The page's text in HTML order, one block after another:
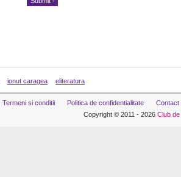
ionut caragea eliteratura
Termeni si conditii Politica de confidentialitate
Contact
Copyright © 2011 - 2026 Club